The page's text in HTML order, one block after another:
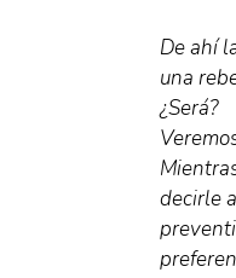
De ahí
una
¿Será?
decirle